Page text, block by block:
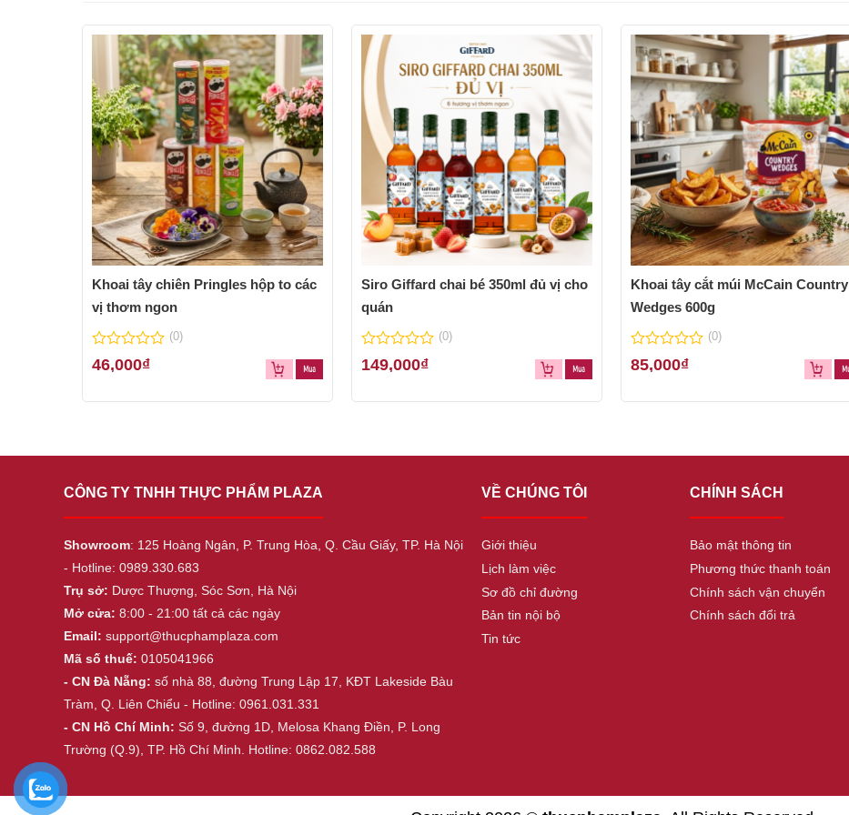
Khoai tây chiên Pringles hộp to các
vị thơm ngon
0
out
5
(0)
46,000₫
Siro Giffard chai bé 350ml đủ vị cho
quán
0
out
5
(0)
149,000₫
Khoai tây cắt múi McCain Country
Wedges 600g
0
out
5
(0)
85,000₫
CÔNG TY TNHH THỰC PHẨM PLAZA
Showroom: 125 Hoàng Ngân, P. Trung Hòa, Q. Cầu Giấy, TP. Hà Nội
- Hotline: 0989.330.683
Trụ sở: Dược Thượng, Sóc Sơn, Hà Nội
Mở cửa: 8:00 - 21:00 tất cả các ngày
Email: support@thucphamplaza.com
Mã số thuế:0105041966
- CN Đà Nẵng: số nhà 88, đường Trung Lập 17, KĐT Lakeside Bàu
Tràm, Q. Liên Chiểu - Hotline: 0961.031.331
- CN Hồ Chí Minh: Số 9, đường 1D, Melosa Khang Điền, P. Long
Trường (Q.9), TP. Hồ Chí Minh. Hotline: 0862.082.588
VỀ CHÚNG TÔI
Giới thiệu
Lịch làm việc
Sơ đồ chỉ đường
Bản tin nội bộ
Tin tức
CHÍNH SÁCH
Bảo mật thông tin
Phương thức thanh toán
Chính sách vận chuyển
Chính sách đổi trả